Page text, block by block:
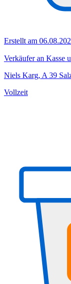
Erstellt am
Verkäufer an Kasse
Niels Karg, A 39
Vollzeit